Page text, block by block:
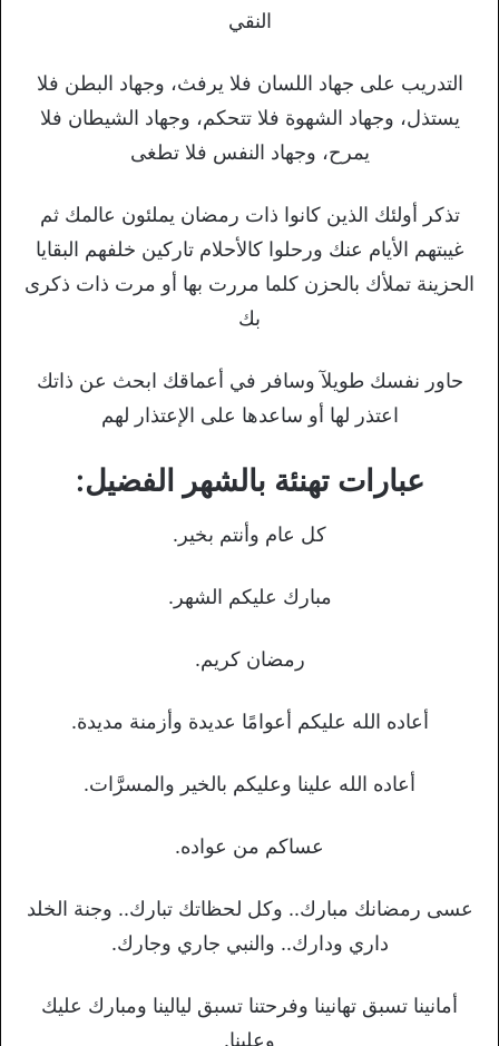
النقي
التدريب على جهاد اللسان فلا يرفث، وجهاد البطن فلا
يستذل، وجهاد الشهوة فلا تتحكم، وجهاد الشيطان فلا
يمرح، وجهاد النفس فلا تطغى
تذكر أولئك الذين كانوا ذات رمضان يملئون عالمك ثم
غيبتهم الأيام عنك ورحلوا كالأحلام تاركين خلفهم البقايا
الحزينة تملأك بالحزن كلما مررت بها أو مرت ذات ذكرى
بك
حاور نفسك طويلآ وسافر في أعماقك ابحث عن ذاتك
اعتذر لها أو ساعدها على الإعتذار لهم
عبارات تهنئة بالشهر الفضيل:
كل عام وأنتم بخير.
مبارك عليكم الشهر.
رمضان كريم.
أعاده الله عليكم أعوامًا عديدة وأزمنة مديدة.
أعاده الله علينا وعليكم بالخير والمسرَّات.
عساكم من عواده.
عسى رمضانك مبارك.. وكل لحظاتك تبارك.. وجنة الخلد
داري ودارك.. والنبي جاري وجارك.
أمانينا تسبق تهانينا وفرحتنا تسبق ليالينا ومبارك عليك
وعلينا.